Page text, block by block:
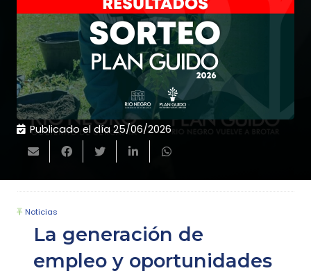
Publicado el día25/06/2026
Noticias
La generación de
empleo y oportunidades